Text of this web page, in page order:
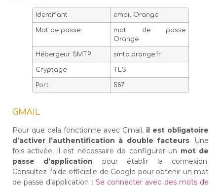
Identifiant email Orange
Mot de passe
mot de passe
Orange
Hébergeur SMTP smtp.orange.fr
Cryptage TLS
Port 587
GMAIL
Pour que cela fonctionne avec Gmail, il est obligatoire
d’activer l’authentification à double facteurs. Une
fois activée, il est nécessaire de configurer un mot de
passe d’application pour établir la connexion.
Consultez l’aide officielle de Google pour obtenir un mot
de passe d’application : Se connecter avec des mots de